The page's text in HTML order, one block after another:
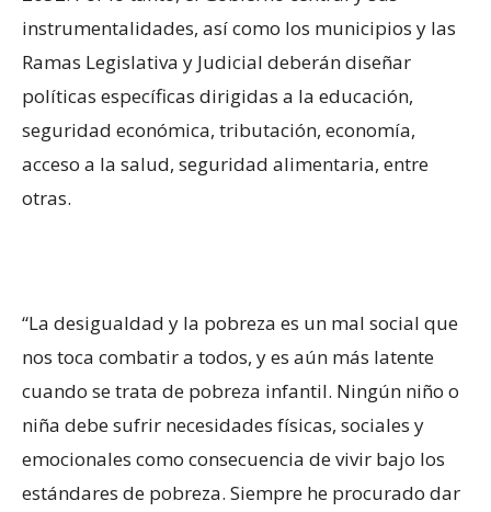
instrumentalidades, así como los municipios y las
Ramas Legislativa y Judicial deberán diseñar
políticas específicas dirigidas a la educación,
seguridad económica, tributación, economía,
acceso a la salud, seguridad alimentaria, entre
otras.
“La desigualdad y la pobreza es un mal social que
nos toca combatir a todos, y es aún más latente
cuando se trata de pobreza infantil. Ningún niño o
niña debe sufrir necesidades físicas, sociales y
emocionales como consecuencia de vivir bajo los
estándares de pobreza. Siempre he procurado dar